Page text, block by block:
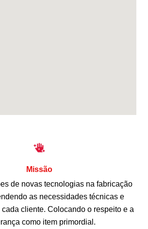
Missão
de novas tecnologias na fabricação
as necessidades técnicas e
cliente. Colocando o respeito e a
como item primordial.